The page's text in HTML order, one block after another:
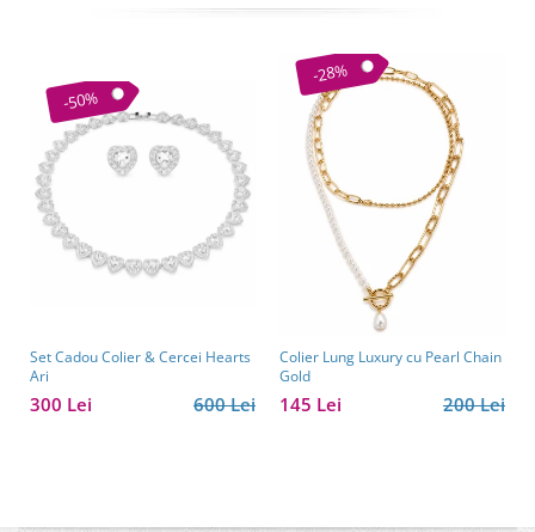
-50%
Set Cadou Colier & Cercei Hearts
Ari
600 Lei
300 Lei
-28%
Colier Lung Luxury cu Pearl Chain
Gold
200 Lei
145 Lei